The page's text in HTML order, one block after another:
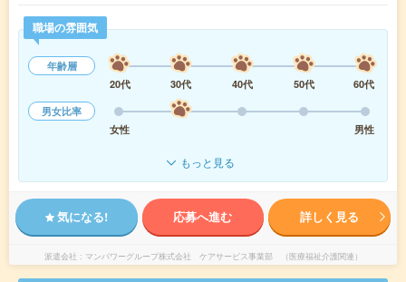
職場の雰囲気
年齢層
20代
30代 40代 50代
60代
男女比率
女性
男性
もっと見る
気になる! 応募へ進む 詳しく見る
派遣会社 マンパワーグループ株式会社 ケアサービス事業部 （医療福祉介護関連）